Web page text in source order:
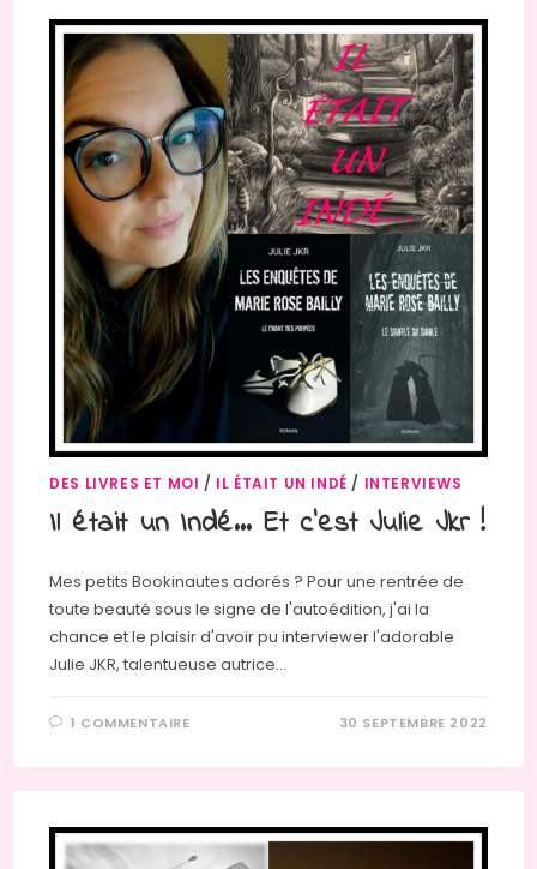
DES LIVRES ET MOI / IL ÉTAIT UN INDÉ / INTERVIEWS
Il était un Indé… Et c’est Julie Jkr !
Mes petits Bookinautes adorés ? Pour une rentrée de
toute beauté sous le signe de l'autoédition, j'ai la
chance et le plaisir d'avoir pu interviewer l'adorable
Julie JKR, talentueuse autrice…
1 COMMENTAIRE 30 SEPTEMBRE 2022